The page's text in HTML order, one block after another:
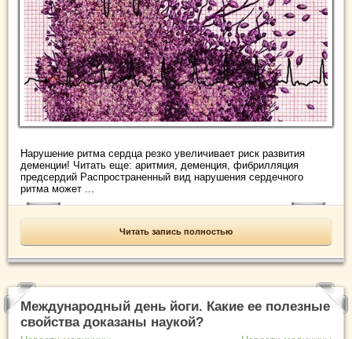
Нарушение ритма сердца резко увеличивает риск развития
деменции! Читать еще: аритмия, деменция, фибрилляция
предсердий Распространенный вид нарушения сердечного
ритма может ...
Читать запись полностью
Международный день йоги. Какие ее полезные
свойства доказаны наукой?